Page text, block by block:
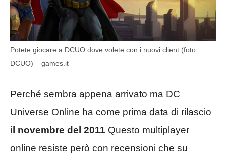
Potete giocare a DCUO dove volete con i nuovi client (foto
DCUO) – games.it
Perché sembra appena arrivato ma DC
Universe Online ha come prima data di rilascio
il novembre del 2011 Questo multiplayer
online resiste però con recensioni che su